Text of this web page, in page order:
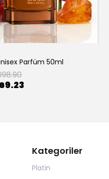
Parfüm 50ml
Kategoriler
Platin